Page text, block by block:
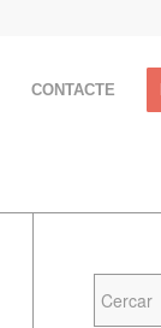
CONTACTE